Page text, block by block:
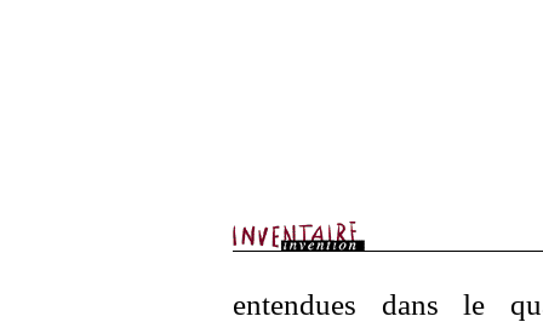
entendues dans le